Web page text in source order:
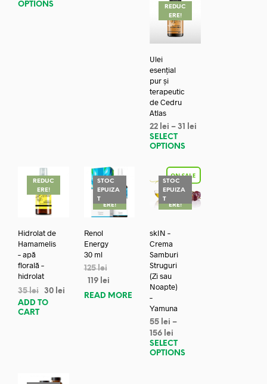
OPTIONS
REDUC
ERE!
Ulei
esențial
pur și
terapeutic
de Cedru
Atlas
22 lei –31
lei
SELECT
OPTIONS
REDUC
ERE!
Hidrolat de
Hamamelis
– apă
florală –
hidrolat
35lei 30 lei
ADD TO
CART
STOC
EPUIZA
TREDUC
ERE!
Renol
Energy
30 ml
125lei
119 lei
READ MORE
STOC
EPUIZA
TREDUC
ERE!
skIN –
Crema
Samburi
Struguri
(Zi sau
Noapte)
–
Yamuna
55 lei –
156 lei
SELECT
OPTIONS